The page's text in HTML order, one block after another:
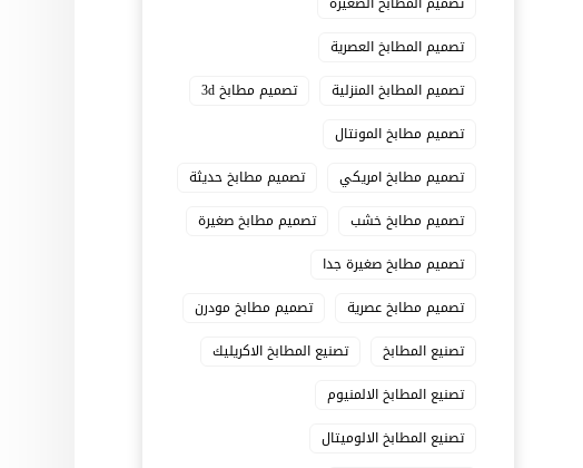
تصميم المطابخ العصرية
تصميم المطابخ المنزلية
تصميم مطابخ 3d
تصميم مطابخ المونتال
تصميم مطابخ امريكي
تصميم مطابخ حديثة
تصميم مطابخ خشب
تصميم مطابخ صغيرة
تصميم مطابخ صغيرة جدا
تصميم مطابخ عصرية
تصميم مطابخ مودرن
تصنيع المطابخ
تصنيع المطابخ الاكريليك
تصنيع المطابخ الالمنيوم
تصنيع المطابخ الالوميتال